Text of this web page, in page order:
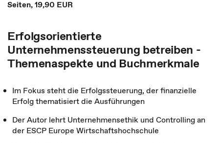
Seiten, 19,90 EUR
Erfolgsorientierte
Unternehmenssteuerung betreiben -
Themenaspekte und Buchmerkmale
Im Fokus steht die Erfolgssteuerung, der finanzielle
Erfolg thematisiert die Ausführungen
Der Autor lehrt Unternehmensethik und Controlling an
der ESCP Europe Wirtschaftshochschule